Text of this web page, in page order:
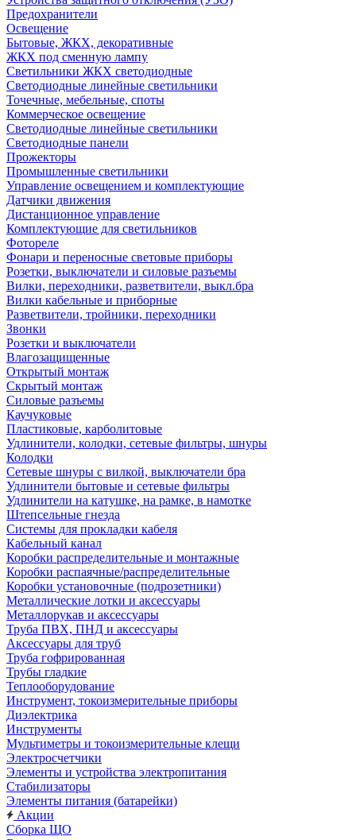
Предохранители
Освещение
Бытовые, ЖКХ, декоративные
ЖКХ под сменную лампу
Светильники ЖКХ светодиодные
Светодиодные линейные светильники
Точечные, мебельные, споты
Коммерческое освещение
Светодиодные линейные светильники
Светодиодные панели
Прожекторы
Промышленные светильники
Управление освещением и комплектующие
Датчики движения
Дистанционное управление
Комплектующие для светильников
Фотореле
Фонари и переносные световые приборы
Розетки, выключатели и силовые разъемы
Вилки, переходники, разветвители, выкл.бра
Вилки кабельные и приборные
Разветвители, тройники, переходники
Звонки
Розетки и выключатели
Влагозащищенные
Открытый монтаж
Скрытый монтаж
Силовые разъемы
Каучуковые
Пластиковые, карболитовые
Удлинители, колодки, сетевые фильтры, шнуры
Колодки
Сетевые шнуры с вилкой, выключатели бра
Удлинители бытовые и сетевые фильтры
Удлинители на катушке, на рамке, в намотке
Штепсельные гнезда
Системы для прокладки кабеля
Кабельный канал
Коробки распределительные и монтажные
Коробки распаячные/распределительные
Коробки установочные (подрозетники)
Металлические лотки и аксессуары
Металлорукав и аксессуары
Труба ПВХ, ПНД и аксессуары
Аксессуары для труб
Труба гофрированная
Трубы гладкие
Теплооборудование
Инструмент, токоизмерительные приборы
Диэлектрика
Инструменты
Мультиметры и токоизмерительные клещи
Электросчетчики
Элементы и устройства электропитания
Стабилизаторы
Элементы питания (батарейки)
Акции
Сборка ЩО